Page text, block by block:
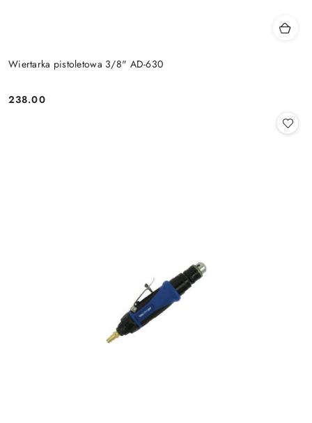
Wiertarka pistoletowa 3/8" AD-630
Cena:
238.00